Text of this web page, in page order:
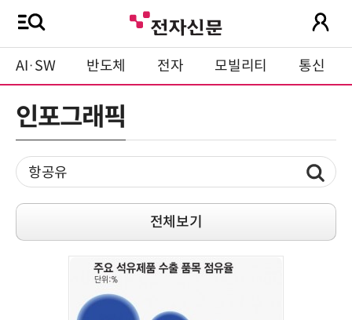
AI·SW 반도체 전자 모빌리티 통신
인포그래픽
전체보기